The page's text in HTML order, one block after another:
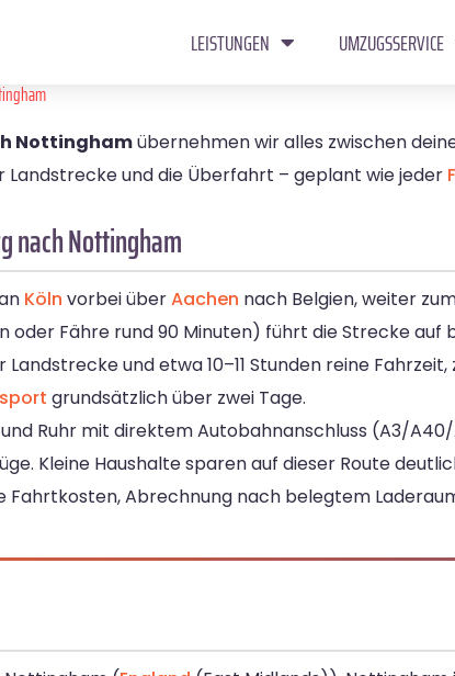
LEISTUNGEN UMZUGSSERVICE
Nottinghamübernehmen wir alles zwischen
Landstrecke und die Überfahrt – geplant wie jeder
nach Nottingham
Köln vorbei überAachen nach Belgien, weiter
oder Fähre rund 90 Minuten) führt die Strecke
und etwa 10–11 Stunden reine
grundsätzlich über zwei Tage.
Ruhr mit direktem Autobahnanschluss (A3/
Kleine Haushalte sparen auf dieser Route
Abrechnung nach belegtem